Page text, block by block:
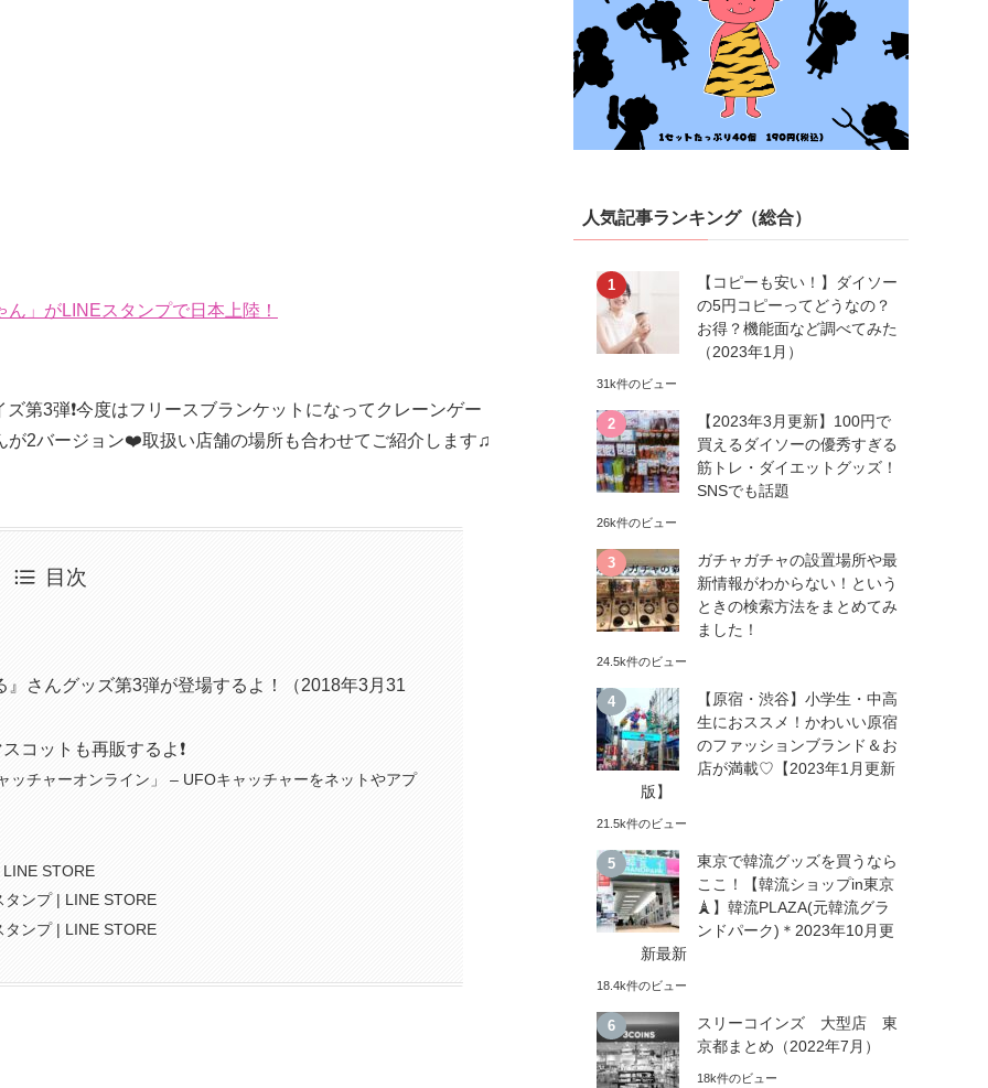
」がLINEスタンプで日本上陸！
第3弾❗️今度はフリースブランケットになってクレーンゲー
が2バージョン❤️取扱い店舗の場所も合わせてご紹介します♫
目次
さんグッズ第3弾が登場するよ！（2018年3月31
コットも再販するよ❗️
ッチャーオンライン」 – UFOキャッチャーをネットやアプ
STORE
ンプ | LINE STORE
ンプ | LINE STORE
人気記事ランキング（総合）
【コピーも安い！】ダイソー
の5円コピーってどうなの？
お得？機能面など調べてみた
（2023年1月）
31k件のビュー
【2023年3月更新】100円で
買えるダイソーの優秀すぎる
筋トレ・ダイエットグッズ！
SNSでも話題
26k件のビュー
ガチャガチャの設置場所や最
新情報がわからない！という
ときの検索方法をまとめてみ
ました！
24.5k件のビュー
【原宿・渋谷】小学生・中高
生におススメ！かわいい原宿
のファッションブランド＆お
店が満載♡【2023年1月更新
版】
21.5k件のビュー
東京で韓流グッズを買うなら
ここ！【韓流ショップin東京
🗼】韓流PLAZA(元韓流グラ
ンドパーク)＊2023年10月更
新最新
18.4k件のビュー
スリーコインズ 大型店 東
京都まとめ（2022年7月）
18k件のビュー